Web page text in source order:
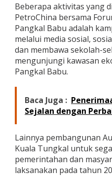
Beberapa aktivitas yang
PetroChina bersama
Pangkal Babu adalah
melalui media sosial,
dan membawa sekolah-
mengunjungi kawasan
Pangkal Babu.
Baca Juga :
Sejalan dengan
Lainnya pembangunan
Kuala Tungkal untuk
pemerintahan dan
laksanakan pada tahun